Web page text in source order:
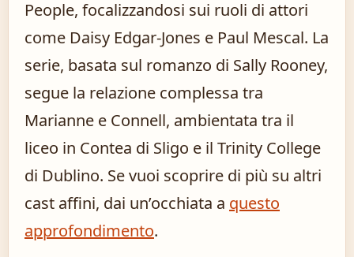
People, focalizzandosi sui ruoli di attori
come Daisy Edgar-Jones e Paul Mescal. La
serie, basata sul romanzo di Sally Rooney,
segue la relazione complessa tra
Marianne e Connell, ambientata tra il
liceo in Contea di Sligo e il Trinity College
di Dublino. Se vuoi scoprire di più su altri
cast affini, dai un’occhiata a questo
approfondimento.